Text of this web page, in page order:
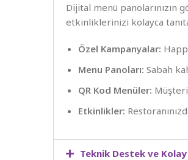
Dijital menü panolarınızın
etkinliklerinizi kolayca
Özel Kampanyalar:
Menu Panoları: Sabah
QR Kod Menüler:
Etkinlikler:
Teknik Destek ve